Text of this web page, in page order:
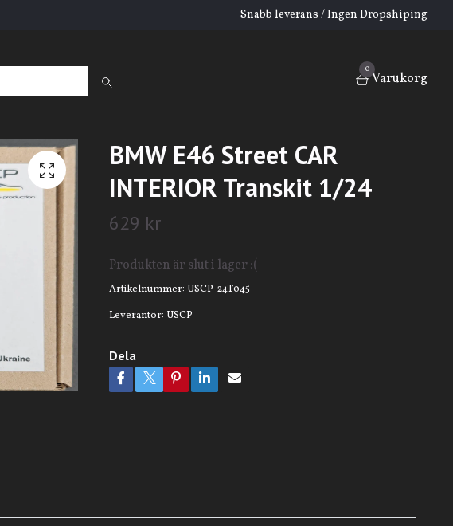
Snabb leverans / Ingen Dropshiping
0
Varukorg
BMW E46 Street CAR
INTERIOR Transkit 1/24
629 kr
Produkten är slut i lager :(
Artikelnummer: USCP-24T045
Leverantör: USCP
Dela